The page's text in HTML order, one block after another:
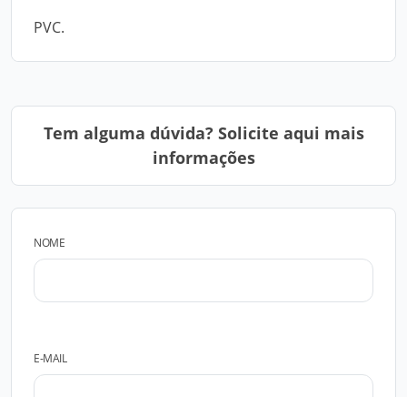
PVC.
Tem alguma dúvida? Solicite aqui mais
informações
NOME
E-MAIL